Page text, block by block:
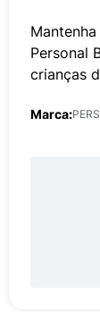
Personal
crianças
Marca: